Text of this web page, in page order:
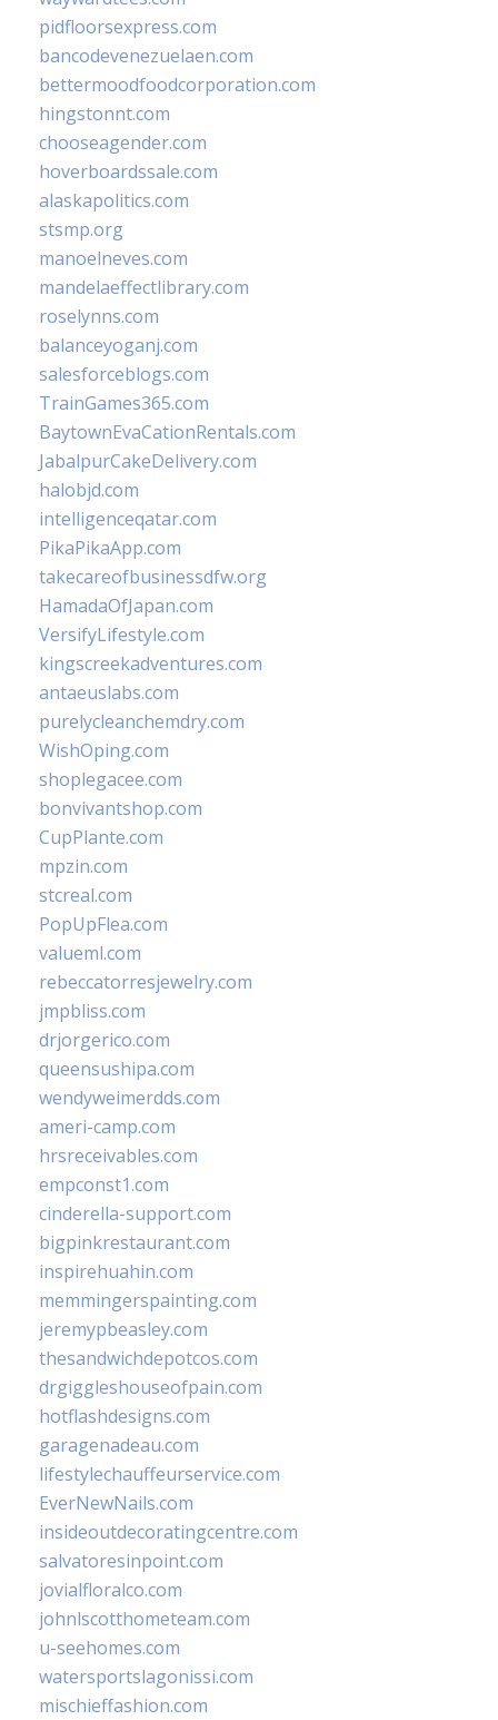
pidfloorsexpress.com
bancodevenezuelaen.com
bettermoodfoodcorporation.com
hingstonnt.com
chooseagender.com
hoverboardssale.com
alaskapolitics.com
stsmp.org
manoelneves.com
mandelaeffectlibrary.com
roselynns.com
balanceyoganj.com
salesforceblogs.com
TrainGames365.com
BaytownEvaCationRentals.com
JabalpurCakeDelivery.com
halobjd.com
intelligenceqatar.com
PikaPikaApp.com
takecareofbusinessdfw.org
HamadaOfJapan.com
VersifyLifestyle.com
kingscreekadventures.com
antaeuslabs.com
purelycleanchemdry.com
WishOping.com
shoplegacee.com
bonvivantshop.com
CupPlante.com
mpzin.com
stcreal.com
PopUpFlea.com
valueml.com
rebeccatorresjewelry.com
jmpbliss.com
drjorgerico.com
queensushipa.com
wendyweimerdds.com
ameri-camp.com
hrsreceivables.com
empconst1.com
cinderella-support.com
bigpinkrestaurant.com
inspirehuahin.com
memmingerspainting.com
jeremypbeasley.com
thesandwichdepotcos.com
drgiggleshouseofpain.com
hotflashdesigns.com
garagenadeau.com
lifestylechauffeurservice.com
EverNewNails.com
insideoutdecoratingcentre.com
salvatoresinpoint.com
jovialfloralco.com
johnlscotthometeam.com
u-seehomes.com
watersportslagonissi.com
mischieffashion.com